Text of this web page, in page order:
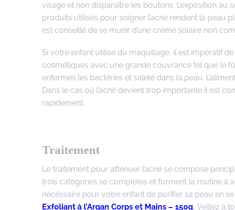
visage et non disparaître les boutons. L’exposition
produits utilisés pour soigner l’acné rendent la peau
est conseillé de se munir d’une crème solaire non
Si votre enfant utilise du maquillage, il est impératif de
cosmétiques avec une grande couvrance tel que le
enfermés les bactéries et saleté dans la peau.
Dans le cas où l’acné devient trop importante il est
rapidement.
Traitement
Le traitement pour atténuer l’acné se compose
trois catégories se complètes et forment la routine à
nécéssaire pour votre enfant de purifier sa peau en
Exfoliant à l’Argan Corps et Mains – 150g. Veillez à